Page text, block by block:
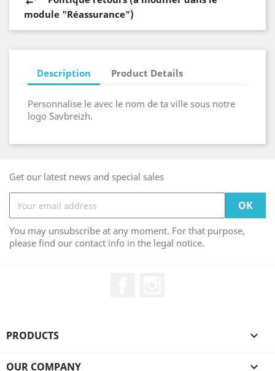
module "Réassurance")
Description Product Details
Personnalise le avec le nom de ta ville sous notre
logo Savbreizh.
Get our latest news and special sales
You may unsubscribe at any moment. For that purpose,
please find our contact info in the legal notice.
PRODUCTS 
OUR COMPANY 